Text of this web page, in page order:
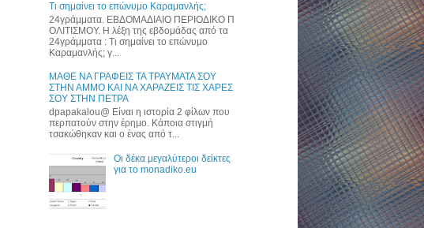
Τι σημαίνει το επώνυμο Καραμανλής;
24γράμματα. ΕΒΔΟΜΑΔΙΑΙΟ ΠΕΡΙΟΔΙΚΟ Π
ΟΛΙΤΙΣΜΟΥ. Η λέξη της εβδομάδας από τα
24γράμματα : Τι σημαίνει το επώνυμο
Καραμανλής; γ...
ΜΑΘΕ ΝΑ ΓΡΑΦΕΙΣ ΤΑ ΤΡΑΥΜΑΤΑ ΣΟΥ
ΣΤΗΝ ΑΜΜΟ ΚΑΙ ΝΑ ΧΑΡΑΖΕΙΣ ΤΙΣ ΧΑΡΕΣ
ΣΟΥ ΣΤΗΝ ΠΕΤΡΑ
dpapakalou@ Είναι η ιστορία 2 φίλων που
περπατούν στην έρημο. Κάποια στιγμή
τσακώθηκαν και ο ένας από τ...
Οι δέκα μεγαλύτεροι δείκτες
για το monadiko.eu